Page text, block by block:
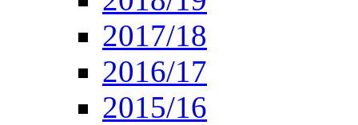
2017/18
2016/17
2015/16